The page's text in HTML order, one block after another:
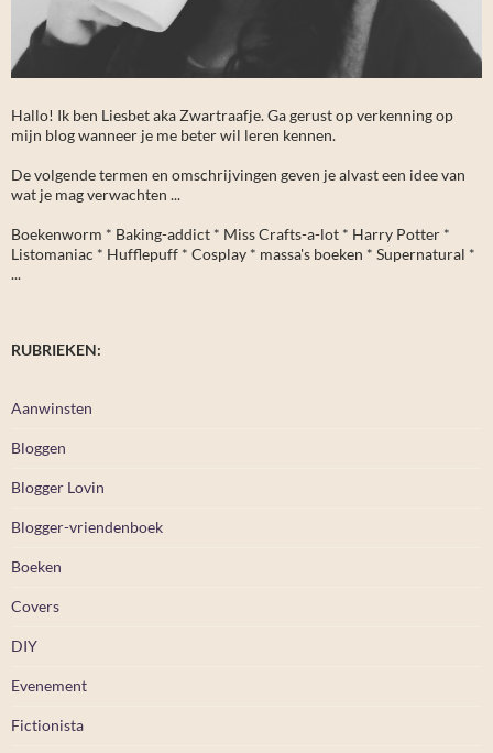
Hallo! Ik ben Liesbet aka Zwartraafje. Ga gerust op verkenning op
mijn blog wanneer je me beter wil leren kennen.
De volgende termen en omschrijvingen geven je alvast een idee van
wat je mag verwachten ...
Boekenworm * Baking-addict * Miss Crafts-a-lot * Harry Potter *
Listomaniac * Hufflepuff * Cosplay * massa's boeken * Supernatural *
...
RUBRIEKEN:
Aanwinsten
Bloggen
Blogger Lovin
Blogger-vriendenboek
Boeken
Covers
DIY
Evenement
Fictionista